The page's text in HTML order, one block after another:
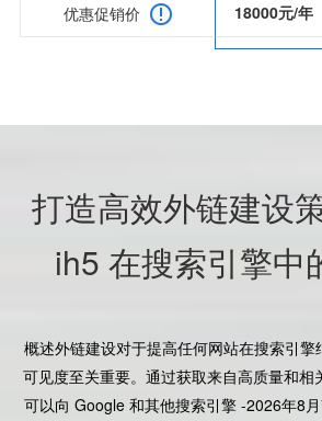
优惠促销价 18000元/年
打造高效外链建设
ih5 在搜索引擎中
概述外链建设对于提高任何网站在搜索引擎
可见度至关重要。通过获取来自高质量和相
可以向 Google 和其他搜索引擎 -2026年8